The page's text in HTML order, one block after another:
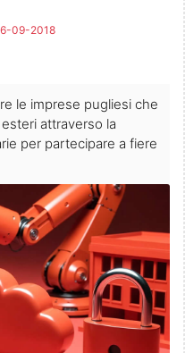
09-2018
le imprese pugliesi che
attraverso la
per partecipare a fiere